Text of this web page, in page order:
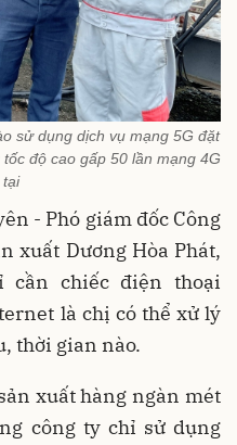
sử dụng dịch vụ mạng 5G đặt
độ cao gấp 50 lần mạng 4G
tại
- Phó giám đốc Công
xuất Dương Hòa Phát,
cần chiếc điện thoại
là chị có thể xử lý
thời gian nào.
xuất hàng ngàn mét
công ty chỉ sử dụng